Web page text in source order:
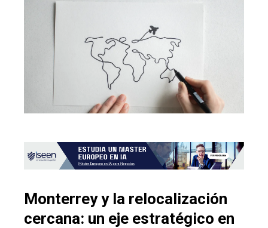
Monterrey y la relocalización
cercana: un eje estratégico en